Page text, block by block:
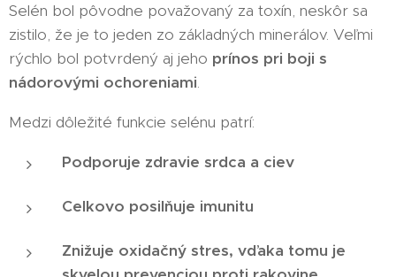
Selén bol pôvodne považovaný za toxín, neskôr sa
zistilo, že je to jeden zo základných minerálov. Veľmi
rýchlo bol potvrdený aj jeho prínos pri boji s
nádorovými ochoreniami.
Medzi dôležité funkcie selénu patrí:
Podporuje zdravie srdca a ciev
Celkovo posilňuje imunitu
Znižuje oxidačný stres, vďaka tomu je